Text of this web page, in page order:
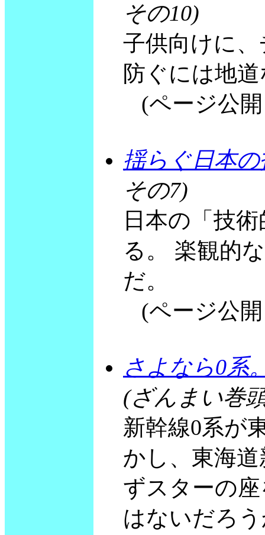
その10)
子供向けに
防ぐには地
(ページ公開
揺らぐ日本
その7)
日本の「技
る。 楽観的
だ。
(ページ公開
さよなら0系
(ざんまい巻
新幹線0系が
かし、東海
ずスターの
はないだろ